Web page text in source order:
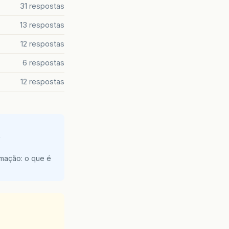
31 respostas
13 respostas
12 respostas
6 respostas
12 respostas
o que é